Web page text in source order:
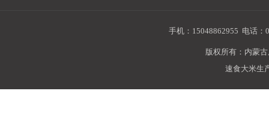
手机：15048862955 电话：
版权所有：内蒙
速食大米生